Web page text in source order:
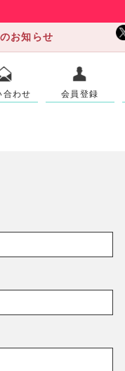
お知らせ
合わせ 会員登録